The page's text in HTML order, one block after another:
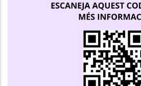
Joventut
Ocupació